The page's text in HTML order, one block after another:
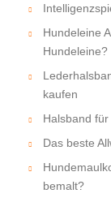
Hundeleine
Hundeleine?
kaufen
Halsband
Das beste
bemalt?